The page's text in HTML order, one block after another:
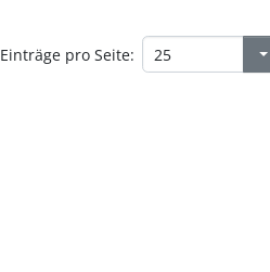
Einträge pro Seite: